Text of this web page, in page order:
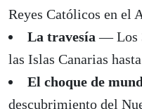
Reyes Católicos en el
La travesía — Los
las Islas Canarias
El choque de
descubrimiento del